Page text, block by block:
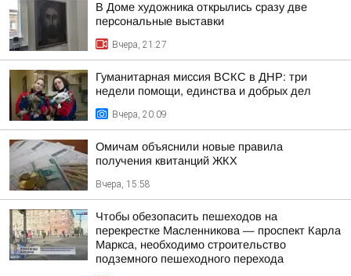
В Доме художника открылись сразу две
персональные выставки
Вчера, 21:27
Гуманитарная миссия ВСКС в ДНР: три
недели помощи, единства и добрых дел
Вчера, 20:09
Омичам объяснили новые правила
получения квитанций ЖКХ
Вчера, 15:58
Чтобы обезопасить пешеходов на
перекрестке Масленникова — проспект Карла
Маркса, необходимо строительство
подземного пешеходного перехода